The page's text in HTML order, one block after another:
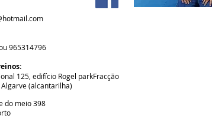
965314796
125, edifício Rogel parkFracção
(alcantarilha)
do meio 398